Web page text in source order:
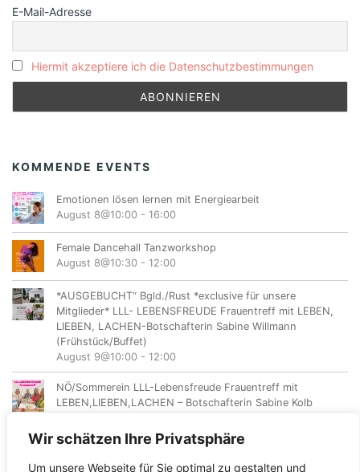
Wir schätzen Ihre Privatsphäre
Um unsere Webseite für Sie optimal zu gestalten und
E-Mail-Adresse
Hiermit akzeptiere ich die Datenschutzbestimmungen
KOMMENDE EVENTS
Emotionen lösen lernen mit Energiearbeit
August 8@10:00 - 16:00
Female Dancehall Tanzworkshop
August 8@10:30 - 12:00
*AUSGEBUCHT“ Bgld./Rust *exclusive für unsere
Mitglieder* LLL- LEBENSFREUDE Frauentreff mit LEBEN,
LIEBEN, LACHEN-Botschafterin Sabine Willmann
(Frühstück/Buffet)
August 9@10:00 - 12:00
NÖ/Sommerein LLL-Lebensfreude Frauentreff mit
LEBEN,LIEBEN,LACHEN – Botschafterin Sabine Kolb